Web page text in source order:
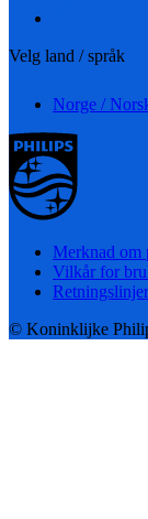
Velg land / språk
Norge /
Merknad om
Vilkår for
© Koninklijke